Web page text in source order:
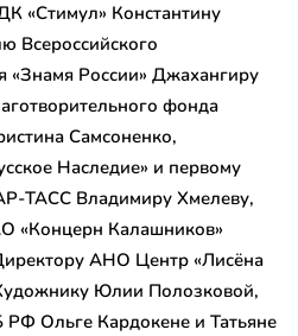
«Стимул» Константину
Всероссийского
«Знамя России» Джахангиру
фонда
Самсоненко,
Наследие» и первому
ТАСС Владимиру Хмелеву,
«Концерн Калашников»
АНО Центр «Лисёна
Юлии Полозковой,
Ольге Кардокене и Татьяне